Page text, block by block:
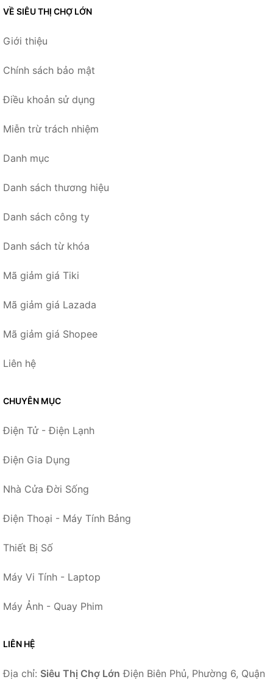
VỀ SIÊU THỊ CHỢ LỚN
Giới thiệu
Chính sách bảo mật
Điều khoản sử dụng
Miễn trừ trách nhiệm
Danh mục
Danh sách thương hiệu
Danh sách công ty
Danh sách từ khóa
Mã giảm giá Tiki
Mã giảm giá Lazada
Mã giảm giá Shopee
Liên hệ
CHUYÊN MỤC
Điện Tử - Điện Lạnh
Điện Gia Dụng
Nhà Cửa Đời Sống
Điện Thoại - Máy Tính Bảng
Thiết Bị Số
Máy Vi Tính - Laptop
Máy Ảnh - Quay Phim
LIÊN HỆ
Địa chỉ: Siêu Thị Chợ Lớn Điện Biên Phủ, Phường 6, Quận